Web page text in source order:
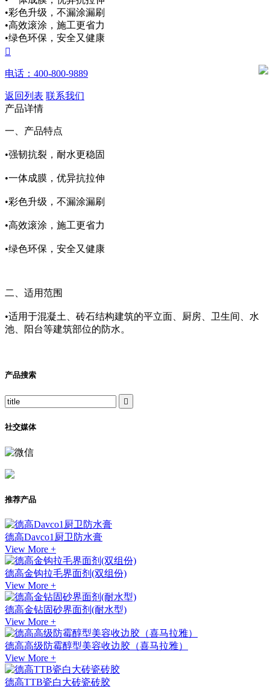
•彩色升级，不漏涂漏刷
•高效滚涂，施工更省力
•绿色环保，安全又健康

电话：400-800-9889
返回列表 联系我们
产品详情
一、产品特点
•强韧抗裂，耐水更稳固
•一体成膜，优异抗拉伸
•彩色升级，不漏涂漏刷
•高效滚涂，施工更省力
•绿色环保，安全又健康
二、适用范围
•适用于混凝土、砖石结构建筑的平立面、厨房、卫生间、水
池、阳台等建筑部位的防水。
产品搜索

社交媒体
推荐产品
德高Davco1厨卫防水膏
View More +
德高金钩拉毛界面剂(双组份)
View More +
德高金钻固砂界面剂(耐水型)
View More +
德高高级防霉醇型美容收边胶（喜马拉雅）
View More +
德高TTB瓷白大砖瓷砖胶